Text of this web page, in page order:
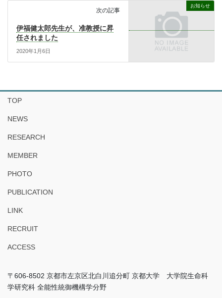
お知らせ
次の記事
伊福健太郎先生が、准教授に昇
任されました
2020年1月6日
TOP
NEWS
RESEARCH
MEMBER
PHOTO
PUBLICATION
LINK
RECRUIT
ACCESS
〒606-8502 京都市左京区北白川追分町 京都大学 大学院生命科
学研究科 全能性統御機構学分野